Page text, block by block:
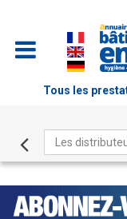
Tous les
Les